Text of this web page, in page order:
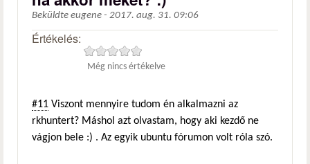
Beküldte eugene - 2017. aug. 31. 09:06
Értékelés:
Még nincs értékelve
#11 Viszont mennyire tudom én alkalmazni az
rkhuntert? Máshol azt olvastam, hogy aki kezdő ne
vágjon bele :) . Az egyik ubuntu fórumon volt róla szó.